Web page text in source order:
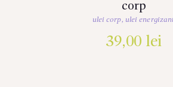
corp
ulei corp, ulei
39,00 lei